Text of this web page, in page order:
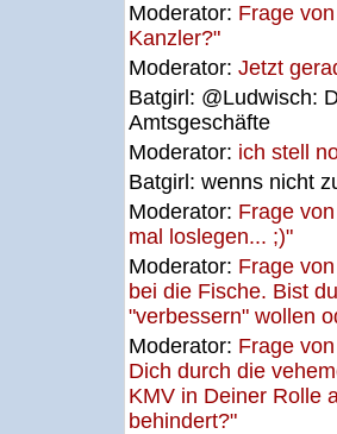
Moderator: Frage
Kanzler?"
Moderator: Jetzt
Batgirl: @Ludwisch:
Amtsgeschäfte
Moderator: ich stell
Batgirl: wenns nicht
Moderator: Frage
mal loslegen... ;)"
Moderator: Frage
bei die Fische. Bist
"verbessern" wollen
Moderator: Frage
Dich durch die
KMV in Deiner Rolle
behindert?"